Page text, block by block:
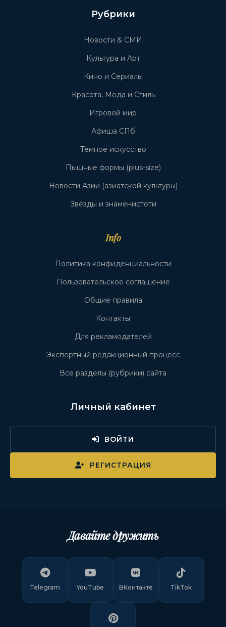
Рубрики
Новости & СМИ
Культура и Арт
Кино и Сериалы
Красота, Мода и Стиль
Игровой мир
Афиша СПб
Тёмное искусство
Пышные формы (plus-size)
Новости Азии (азиатской культуры)
Звёзды и знаменистоти
Info
Политика конфиденциальности
Пользовательское соглашение
Общие правила
Контакты
Для рекламодателей
Экспертный редакционный процесс
Все разделы (рубрики) сайта
Личный кабинет
ВОЙТИ
РЕГИСТРАЦИЯ
Давайте дружить
Telegram YouTube ВКонтакте TikTok